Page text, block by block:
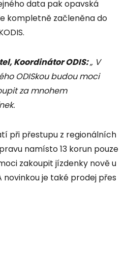
data pak opavská
kompletně začleněna do
Koordinátor ODIS:„ V
ODISkou budou moci
za mnohem
při přestupu z regionálních
namísto 13 korun pouze
zakoupit jízdenky nově u
novinkou je také prodej přes